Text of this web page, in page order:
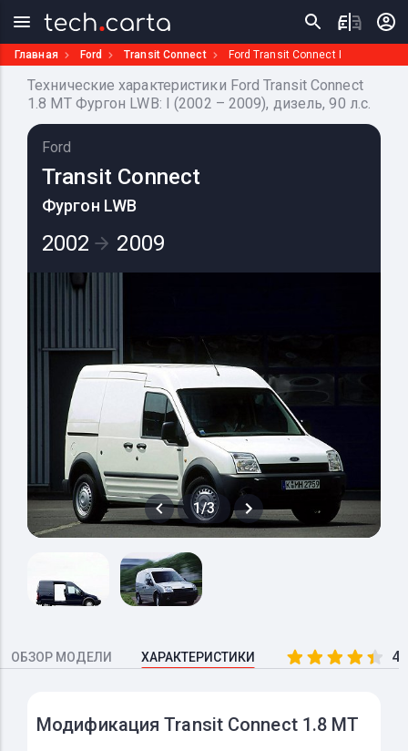
Главная Ford Transit Connect Ford Transit Connect I
Технические характеристики Ford Transit Connect
1.8 MT Фургон LWB: I (2002 – 2009), дизель, 90 л.с.
Ford
Transit Connect
Фургон LWB
2002 2009
1/3
ОБЗОР МОДЕЛИ ХАРАКТЕРИСТИКИ
Модификация Transit Connect 1.8 MT